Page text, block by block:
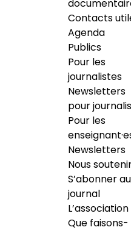
Contacts
Agenda
Publics
Pour les
journalistes
Newsletters
pour
Pour les
Newsletters
Nous
S’abonner au
journal
L’association
Que faisons-